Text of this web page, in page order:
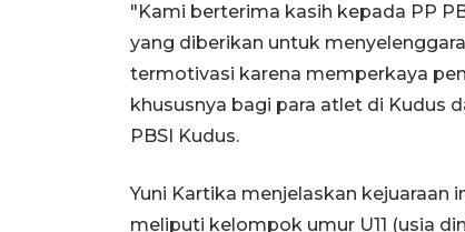
"Kami berterima kasih kepada PP
yang diberikan untuk
termotivasi karena memperkaya
khususnya bagi para atlet di Kudus
PBSI Kudus.
Yuni Kartika menjelaskan kejuaraan
meliputi kelompok umur U11 (usia